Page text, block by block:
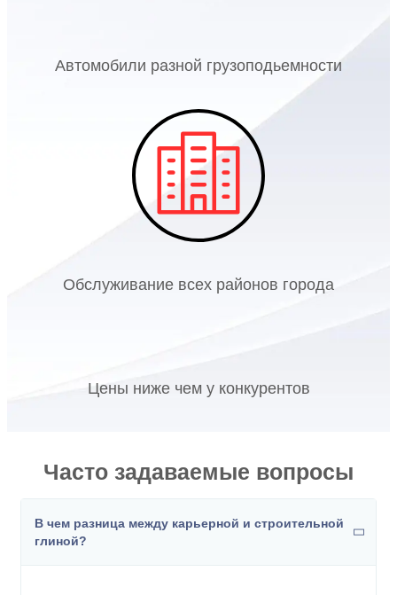
Автомобили разной грузоподьемности
Обслуживание всех районов города
Цены ниже чем у конкурентов
Часто задаваемые вопросы
В чем разница между карьерной и строительной
глиной?